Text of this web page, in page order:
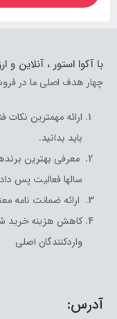
با آکوا استور ، آنلاین
چهار هدف اصلی ما در
ارائه مهمترین
باید بدانید.
معرفی بهترین
سالها فعالیت پس
ارائه ضمانت نامه
کاهش هزینه خرید
واردکنندگان اصلی
آدرس: